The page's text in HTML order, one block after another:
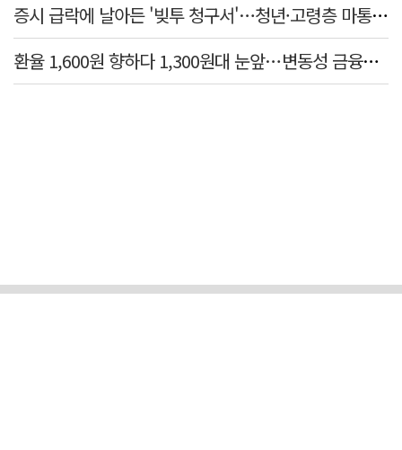
증시 급락에 날아든 '빚투 청구서'…청년·고령층 마통 연체↑
환율 1,600원 향하다 1,300원대 눈앞…변동성 금융위기 후 최고